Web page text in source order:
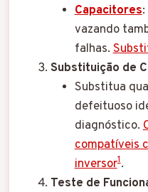
Capacitores:
vazando
falhas.
Substituição de
Substitua
defeituoso
diagnóstico.
compatíveis
inversor1.
Teste de